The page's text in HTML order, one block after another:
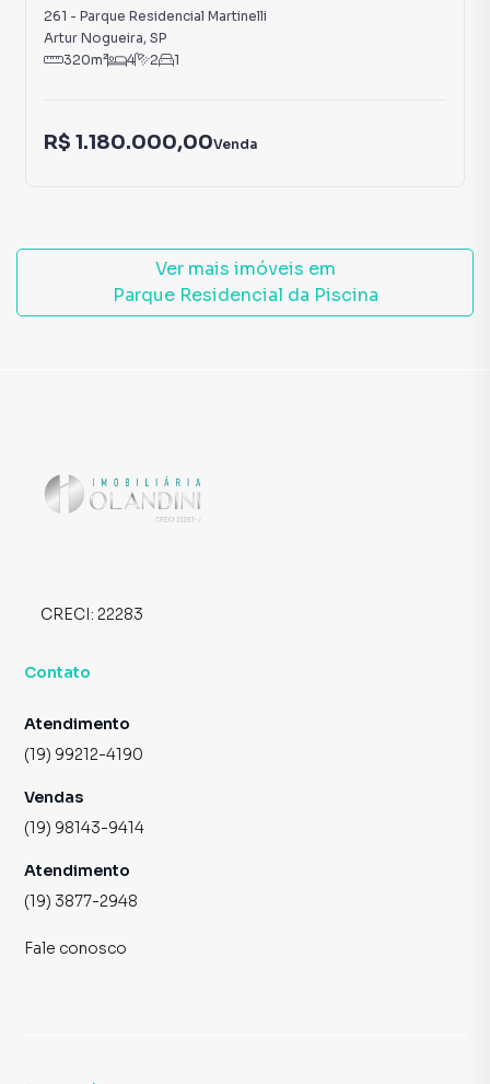
261 - Parque Residencial Martinelli
Artur Nogueira, SP
320m² 4 2 1
R$ 1.180.000,00Venda
Ver mais imóveis em
Parque Residencial da Piscina
CRECI: 22283
Contato
Atendimento
(19) 99212-4190
Vendas
(19) 98143-9414
Atendimento
(19) 3877-2948
Fale conosco